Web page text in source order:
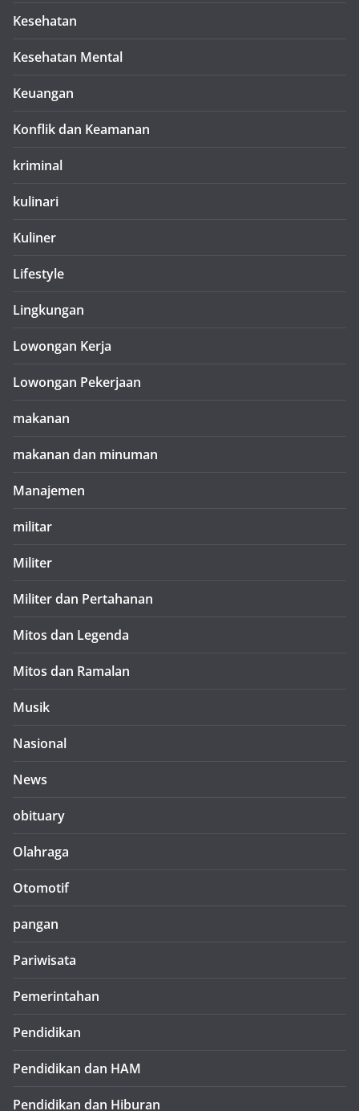
Kesehatan
Kesehatan Mental
Keuangan
Konflik dan Keamanan
kriminal
kulinari
Kuliner
Lifestyle
Lingkungan
Lowongan Kerja
Lowongan Pekerjaan
makanan
makanan dan minuman
Manajemen
militar
Militer
Militer dan Pertahanan
Mitos dan Legenda
Mitos dan Ramalan
Musik
Nasional
News
obituary
Olahraga
Otomotif
pangan
Pariwisata
Pemerintahan
Pendidikan
Pendidikan dan HAM
Pendidikan dan Hiburan